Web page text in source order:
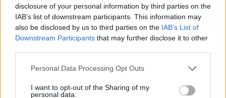
disclosure of your personal information by third parties on the
IAB’s list of downstream participants. This information may
also be disclosed by us to third parties on the IAB’s List of
Downstream Participants that may further disclose it to other
Please note that this website/app uses one or more Google
not limited to your visit or usage behaviour. You may click to
Personal Data Processing Opt Outs
I want to opt-out of the Sharing of my
personal data.
22:01
Zöldre váltott a bokszutca lámpája, kezdődik tehát az időmérő
Tényleg nem lehet panasz a mexikói rajongókra. :)